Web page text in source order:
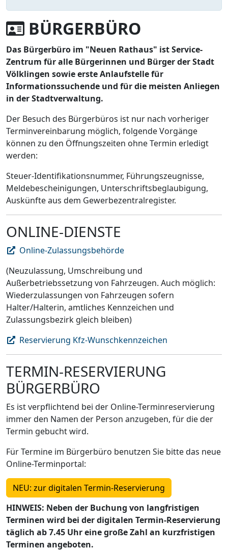
BÜRGERBÜRO
Das Bürgerbüro im "Neuen Rathaus" ist Service-
Zentrum für alle Bürgerinnen und Bürger der Stadt
Völklingen sowie erste Anlaufstelle für
Informationssuchende und für die meisten Anliegen
in der Stadtverwaltung.
Der Besuch des Bürgerbüros ist nur nach vorheriger
Terminvereinbarung möglich, folgende Vorgänge
können zu den Öffnungszeiten ohne Termin erledigt
werden:
Steuer-Identifikationsnummer, Führungszeugnisse,
Meldebescheinigungen, Unterschriftsbeglaubigung,
Auskünfte aus dem Gewerbezentralregister.
ONLINE-DIENSTE
Online-Zulassungsbehörde
(Neuzulassung, Umschreibung und
Außerbetriebssetzung von Fahrzeugen. Auch möglich:
Wiederzulassungen von Fahrzeugen sofern
Halter/Halterin, amtliches Kennzeichen und
Zulassungsbezirk gleich bleiben)
Reservierung Kfz-Wunschkennzeichen
TERMIN-RESERVIERUNG
BÜRGERBÜRO
Es ist verpflichtend bei der Online-Terminreservierung
immer den Namen der Person anzugeben, für die der
Termin gebucht wird.
Für Termine im Bürgerbüro benutzen Sie bitte das neue
Online-Terminportal:
NEU: zur digitalen Termin-Reservierung
HINWEIS: Neben der Buchung von langfristigen
Terminen wird bei der digitalen Termin-Reservierung
täglich ab 7.45 Uhr eine große Zahl an kurzfristigen
Terminen angeboten.